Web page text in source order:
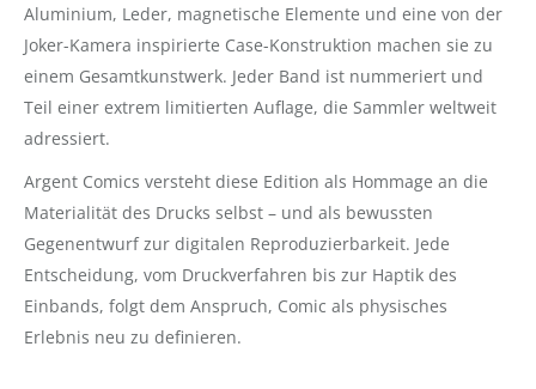
Aluminium, Leder, magnetische Elemente und eine von der
Joker-Kamera inspirierte Case-Konstruktion machen sie zu
einem Gesamtkunstwerk. Jeder Band ist nummeriert und
Teil einer extrem limitierten Auflage, die Sammler weltweit
adressiert.
Argent Comics versteht diese Edition als Hommage an die
Materialität des Drucks selbst – und als bewussten
Gegenentwurf zur digitalen Reproduzierbarkeit. Jede
Entscheidung, vom Druckverfahren bis zur Haptik des
Einbands, folgt dem Anspruch, Comic als physisches
Erlebnis neu zu definieren.